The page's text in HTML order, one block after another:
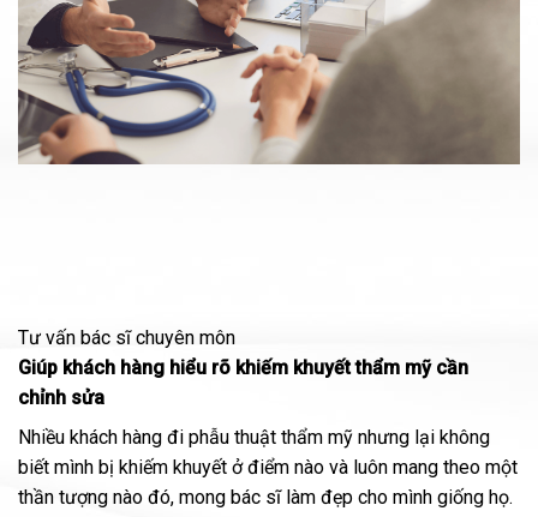
Tư vấn bác sĩ chuyên môn
Giúp khách hàng hiểu rõ khiếm khuyết thẩm mỹ cần
chỉnh sửa
Nhiều khách hàng đi phẫu thuật thẩm mỹ nhưng lại không
biết mình bị khiếm khuyết ở điểm nào và luôn mang theo một
thần tượng nào đó, mong bác sĩ làm đẹp cho mình giống họ.